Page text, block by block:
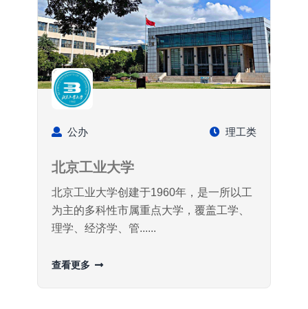
公办 理工类
北京工业大学
北京工业大学创建于1960年，是一所以工
为主的多科性市属重点大学，覆盖工学、
理学、经济学、管......
查看更多